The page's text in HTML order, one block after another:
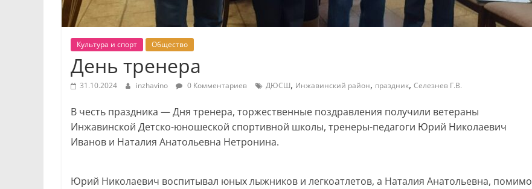
Культура и спорт Общество
День тренера
31.10.2024 inzhavino 0 Комментариев ДЮСШ, Инжавинский район, праздник, Селезнев Г.В.
В честь праздника — Дня тренера, торжественные поздравления получили ветераны
Инжавинской Детско-юношеской спортивной школы, тренеры-педагоги Юрий Николаевич
Иванов и Наталия Анатольевна Нетронина.
Юрий Николаевич воспитывал юных лыжников и легкоатлетов, а Наталия Анатольевна, помимо